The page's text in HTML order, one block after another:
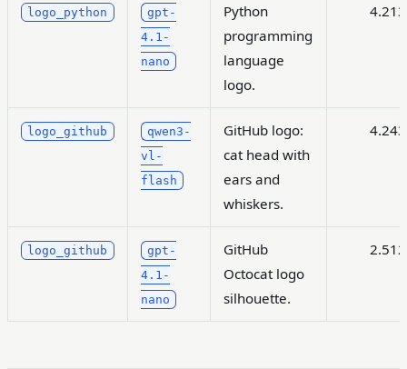
logo_python
gpt-
4.1-
nano
Python
programming
language
logo.
logo_github
qwen3-
vl-
flash
GitHub logo:
cat head with
ears and
whiskers.
logo_github
gpt-
4.1-
nano
GitHub
Octocat logo
silhouette.